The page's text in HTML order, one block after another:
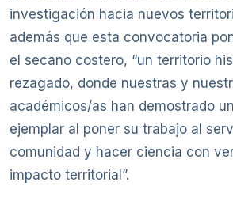
investigación hacia nuevos
además que esta convocatoria
el secano costero, “un territorio
rezagado, donde nuestras y
académicos/as han demostrado
ejemplar al poner su trabajo al
comunidad y hacer ciencia con
impacto territorial”.